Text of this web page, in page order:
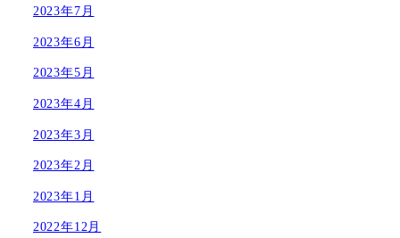
2023年7月
2023年6月
2023年5月
2023年4月
2023年3月
2023年2月
2023年1月
2022年12月